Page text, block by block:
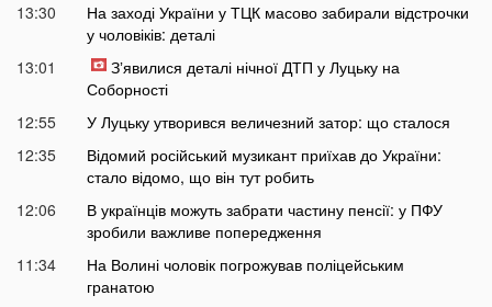
13:30
На заході України у ТЦК масово забирали відстрочки
у чоловіків: деталі
13:01
Зʼявилися деталі нічної ДТП у Луцьку на
Соборності
12:55
У Луцьку утворився величезний затор: що сталося
12:35
Відомий російський музикант приїхав до України:
стало відомо, що він тут робить
12:06
В українців можуть забрати частину пенсії: у ПФУ
зробили важливе попередження
11:34
На Волині чоловік погрожував поліцейським
гранатою